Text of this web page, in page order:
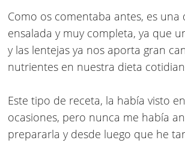
Como os comentaba antes, es una
ensalada y muy completa, ya que
y las lentejas ya nos aporta gran
nutrientes en nuestra dieta
Este tipo de receta, la había visto
ocasiones, pero nunca me había
prepararla y desde luego que he